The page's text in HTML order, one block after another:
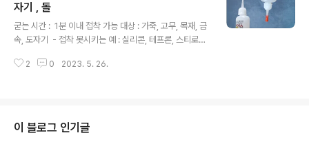
판매 중인 시거 소켓 https://igotit.tistory.com/5312
2. 차량igotit.tistory.com DIY . 스타리아 . 태양광 패널
전선 인입부차량 지붕 태양광 패널 전선 인입부 달고 차량
내부 전선 정리 차량 지붕에 태양전지 전..
자기 , 돌
굳는 시간 : 1분 이내 접착 가능 대상 : 가죽, 고무, 목재, 금
속, 도자기 - 접착 못시키는 예 : 실리콘, 테프론, 스티로폼
: 순간접착제 제품별로 점도가 다르며 3 cps 정도면 점도
지 말고 , 두껑을 아래로 누르면서 동시에 반시계 방향으
로 돌린다. - 접착면에 수분, 유분 없어야 접착 잘됨. - 접착
2 0 2023. 5. 26.
이 블로그 인기글